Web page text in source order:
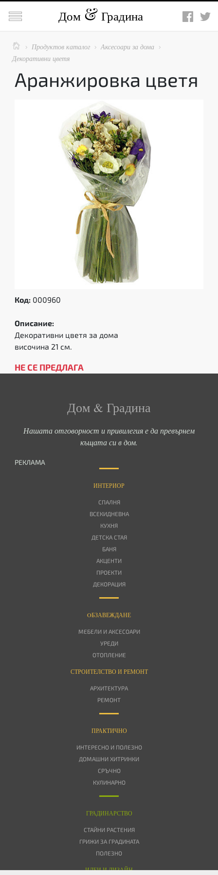
 Дом Градина
  Продуктов каталог  Аксесоари за дома 
Декоративни цветя
Аранжировка цветя
Код: 000960
Описание:
Декоративни цветя за дома
височина 21 см.
НЕ СЕ ПРЕДЛАГА
Дом & Градина
Нашата отговорност и привилегия е да превърнем
къщата си в дом.
РЕКЛАМА
ИНТЕРИОР
СПАЛНЯ
ВСЕКИДНЕВНА
КУХНЯ
ДЕТСКА СТАЯ
БАНЯ
АКЦЕНТИ
ПРОЕКТИ
ДЕКОРАЦИЯ
OБЗАВЕЖДАНЕ
МЕБЕЛИ И АКСЕСОАРИ
УРЕДИ
ОТОПЛЕНИЕ
СТРОИТЕЛСТВО И РЕМОНТ
АРХИТЕКТУРА
РЕМОНТ
ПРАКТИЧНО
ИНТЕРЕСНО И ПОЛЕЗНО
ДОМАШНИ ХИТРИНКИ
СРЪЧНО
КУЛИНАРНО
ГРАДИНАРСТВО
СТАЙНИ РАСТЕНИЯ
ГРИЖИ ЗА ГРАДИНАТА
ПОЛЕЗНО
ИДЕИ И ДИЗАЙН